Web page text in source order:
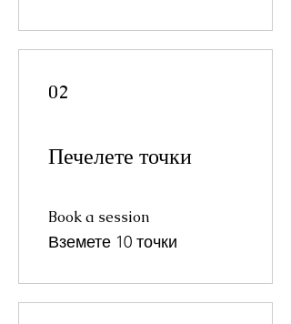
02
Печелете точки
Book a session
Вземете 10 точки